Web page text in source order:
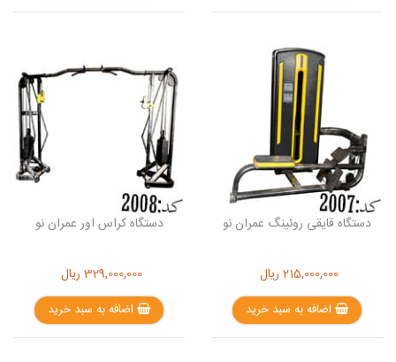
دستگاه قایقی روئینگ عمران نو
215,000,000 ریال
اضافه به سبد خرید
دستگاه کراس اور عمران نو
329,000,000 ریال
اضافه به سبد خرید